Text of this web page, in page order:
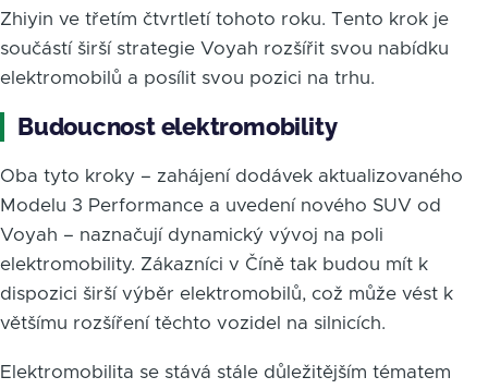
Zhiyin ve třetím čtvrtletí tohoto roku. Tento krok je
součástí širší strategie Voyah rozšířit svou nabídku
elektromobilů a posílit svou pozici na trhu.
Budoucnost elektromobility
Oba tyto kroky – zahájení dodávek aktualizovaného
Modelu 3 Performance a uvedení nového SUV od
Voyah – naznačují dynamický vývoj na poli
elektromobility. Zákazníci v Číně tak budou mít k
dispozici širší výběr elektromobilů, což může vést k
většímu rozšíření těchto vozidel na silnicích.
Elektromobilita se stává stále důležitějším tématem